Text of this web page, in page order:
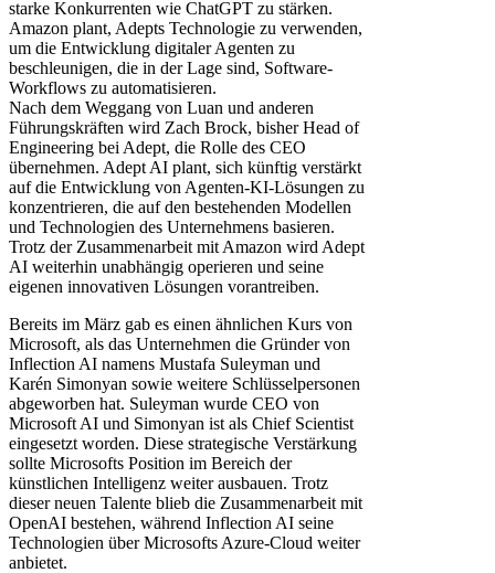
starke Konkurrenten wie ChatGPT zu stärken.
Amazon plant, Adepts Technologie zu verwenden,
um die Entwicklung digitaler Agenten zu
beschleunigen, die in der Lage sind, Software-
Workflows zu automatisieren.
Nach dem Weggang von Luan und anderen
Führungskräften wird Zach Brock, bisher Head of
Engineering bei Adept, die Rolle des CEO
übernehmen. Adept AI plant, sich künftig verstärkt
auf die Entwicklung von Agenten-KI-Lösungen zu
konzentrieren, die auf den bestehenden Modellen
und Technologien des Unternehmens basieren.
Trotz der Zusammenarbeit mit Amazon wird Adept
AI weiterhin unabhängig operieren und seine
eigenen innovativen Lösungen vorantreiben.
Bereits im März gab es einen ähnlichen Kurs von
Microsoft, als das Unternehmen die Gründer von
Inflection AI namens Mustafa Suleyman und
Karén Simonyan sowie weitere Schlüsselpersonen
abgeworben hat. Suleyman wurde CEO von
Microsoft AI und Simonyan ist als Chief Scientist
eingesetzt worden. Diese strategische Verstärkung
sollte Microsofts Position im Bereich der
künstlichen Intelligenz weiter ausbauen. Trotz
dieser neuen Talente blieb die Zusammenarbeit mit
OpenAI bestehen, während Inflection AI seine
Technologien über Microsofts Azure-Cloud weiter
anbietet.